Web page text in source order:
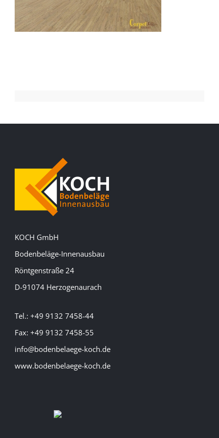
KOCH GmbH
Bodenbeläge-Innenausbau
Röntgenstraße 24
D-91074 Herzogenaurach
Tel.: +49 9132 7458-44
Fax: +49 9132 7458-55
info@bodenbelaege-koch.de
www.bodenbelaege-koch.de